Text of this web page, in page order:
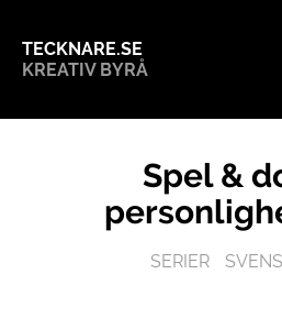
TECKNARE.SE
KREATIV BYRÅ
Spel &
SERIER